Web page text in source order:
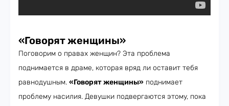
«Говорят женщины»
Поговорим о правах женщин? Эта проблема
поднимается в драме, которая вряд ли оставит тебя
равнодушным. «Говорят женщины» поднимает
проблему насилия. Девушки подвергаются этому, пока